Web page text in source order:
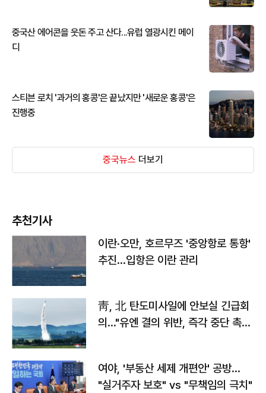
중국산 에어콘을 웃돈 주고 산다...유럽 열광시킨 메이
디
스티븐 로치 '과거의 홍콩'은 끝났지만 '새로운 홍콩'은
진행중
중국뉴스 더보기
추천기사
이란·오만, 호르무즈 '중앙항로 통항'
추진…입항은 이란 관리
靑, 北 탄도미사일에 안보실 긴급회
의…"유엔 결의 위반, 즉각 중단 촉
여야, '부동산 세제 개편안' 공방…
"실거주자 보호" vs "무책임의 극치"